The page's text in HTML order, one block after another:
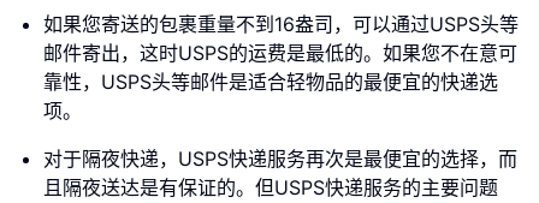
如果您寄送的包裹重量不到16盎司，可以通过USPS头等
邮件寄出，这时USPS的运费是最低的。如果您不在意可
靠性，USPS头等邮件是适合轻物品的最便宜的快递选
项。
对于隔夜快递，USPS快递服务再次是最便宜的选择，而
且隔夜送达是有保证的。但USPS快递服务的主要问题